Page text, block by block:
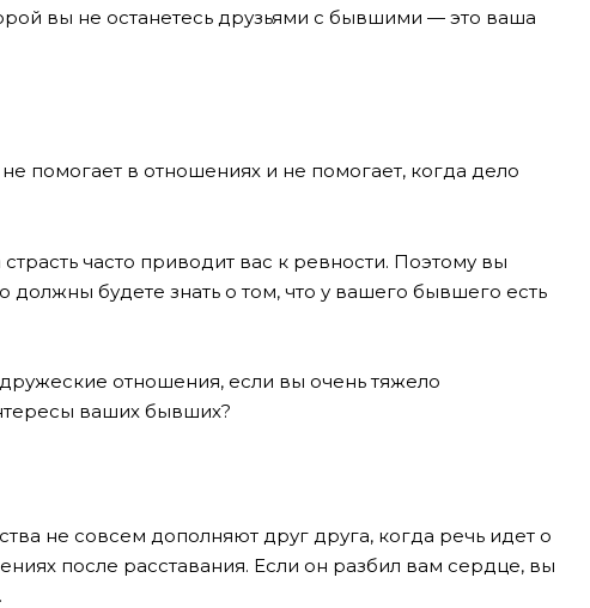
вы не останетесь друзьями с бывшими — это ваша
помогает в отношениях и не помогает, когда дело
часто приводит вас к ревности. Поэтому вы
должны будете знать о том, что у вашего бывшего есть
отношения, если вы очень тяжело
ваших бывших?
не совсем дополняют друг друга, когда речь идет о
после расставания. Если он разбил вам сердце, вы